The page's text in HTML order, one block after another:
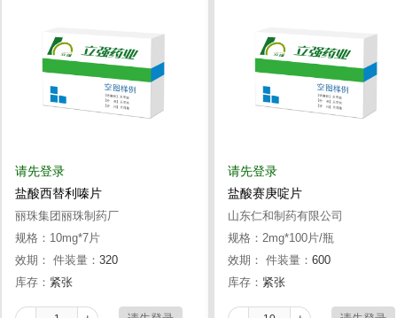
请先登录
盐酸西替利嗪片
丽珠集团丽珠制药厂
规格：10mg*7片
效期： 件装量： 320
库存： 紧张
请先登录
盐酸赛庚啶片
山东仁和制药有限公司
规格：2mg*100片/瓶
效期： 件装量： 600
库存： 紧张